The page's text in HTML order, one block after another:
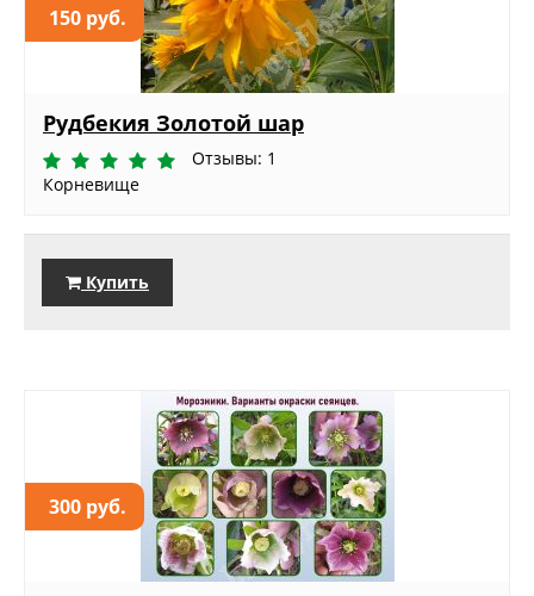
150 руб.
Рудбекия Золотой шар
Отзывы: 1
Корневище
Купить
300 руб.